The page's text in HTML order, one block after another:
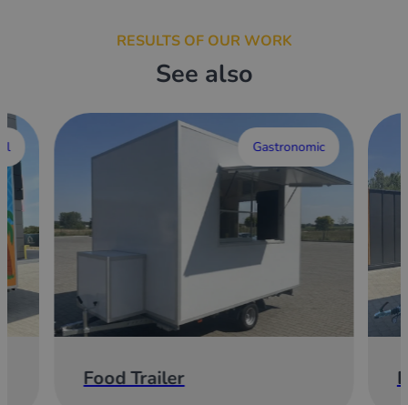
RESULTS OF OUR WORK
See also
Gastronomic
Food Trailer